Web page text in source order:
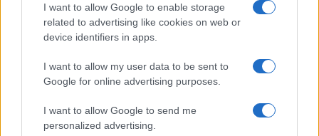
I want to allow Google to enable storage
related to advertising like cookies on web or
device identifiers in apps.
I want to allow my user data to be sent to
Google for online advertising purposes.
I want to allow Google to send me
personalized advertising.
Continua a leggere